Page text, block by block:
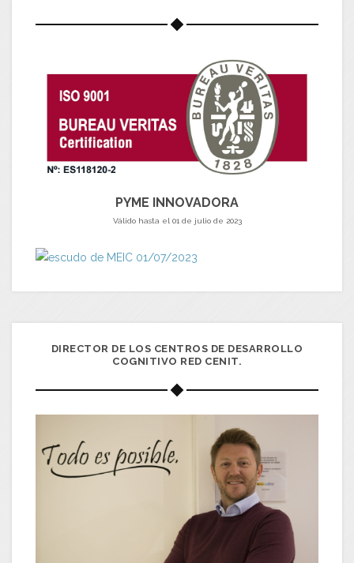
PYME INNOVADORA
Válido hasta el 01 de julio de 2023
DIRECTOR DE LOS CENTROS DE DESARROLLO
COGNITIVO RED CENIT.